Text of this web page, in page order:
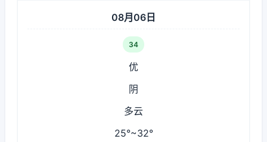
08月06日
34
优
阴
多云
25°~32°